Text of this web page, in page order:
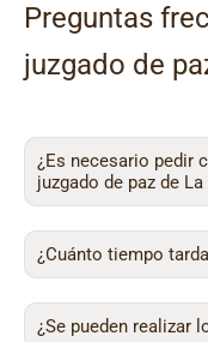
Preguntas
juzgado de
¿Es necesario pedir
juzgado de paz de
¿Cuánto tiempo
¿Se pueden realizar